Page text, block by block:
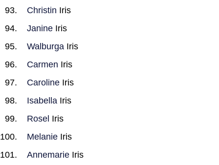
Christin Iris
Janine Iris
Walburga Iris
Carmen Iris
Caroline Iris
Isabella Iris
Rosel Iris
Melanie Iris
Annemarie Iris